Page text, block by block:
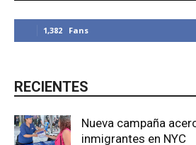
1,382 Fans
RECIENTES
Nueva campaña
inmigrantes en NYC